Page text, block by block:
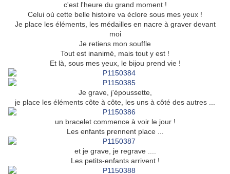
c'est l'heure du grand moment !
Celui où cette belle histoire va éclore sous mes yeux !
Je place les éléments, les médailles en nacre à graver devant
moi
Je retiens mon souffle
Tout est inanimé, mais tout y est !
Et là, sous mes yeux, le bijou prend vie !
Je grave, j'époussette,
je place les éléments côte à côte, les uns à côté des autres ...
un bracelet commence à voir le jour !
Les enfants prennent place ...
et je grave, je regrave ....
Les petits-enfants arrivent !